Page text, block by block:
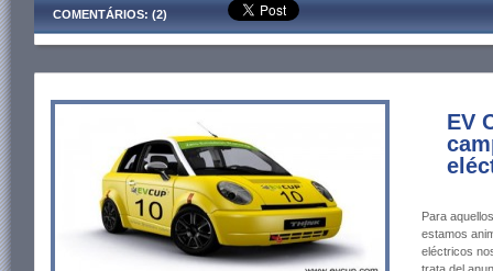
COMENTÁRIOS: (2)
EV
Para
estamos
eléctricos